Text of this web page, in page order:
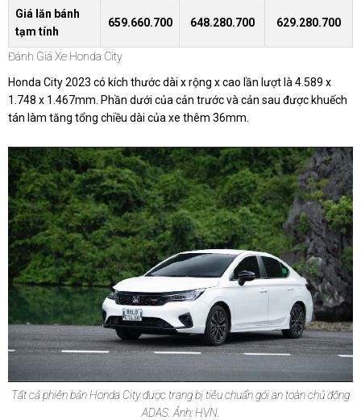
Giá lăn bánh
tạm tính
659.660.700 648.280.700 629.280.700
Đánh Giá Xe Honda City
Honda City 2023 có kích thước dài x rộng x cao lần lượt là 4.589 x
1.748 x 1.467mm. Phần dưới của cản trước và cản sau được khuếch
tán làm tăng tổng chiều dài của xe thêm 36mm.
Tất cả phiên bản Honda City được trang bị tiêu chuẩn gói an toàn chủ động
ADAS. Ảnh: HVN.